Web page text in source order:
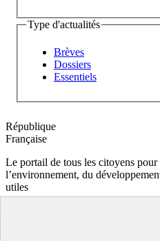
Type d'actualités
Brèves
Dossiers
Essentiels
République
Française
Le portail de tous les citoyens
l’environnement, du
utiles